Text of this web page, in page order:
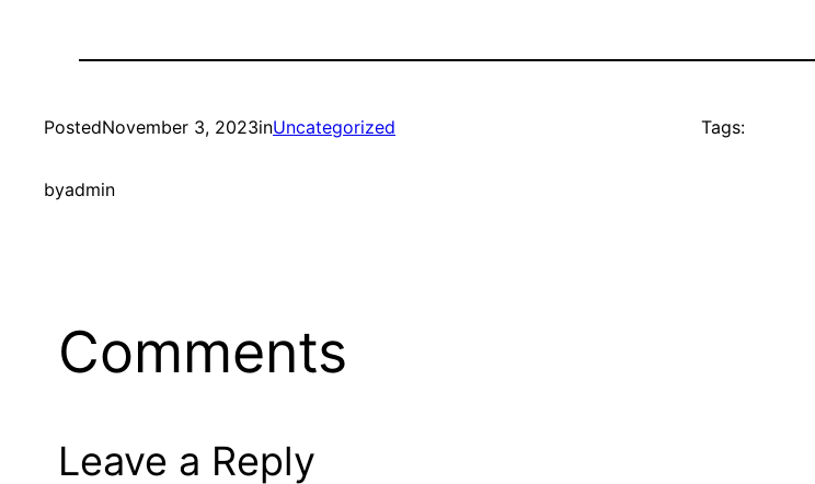
PostedNovember 3, 2023inUncategorized
byadmin
Tags:
Comments
Leave a Reply